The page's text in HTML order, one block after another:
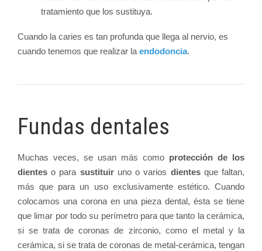
tratamiento que los sustituya.
Cuando la caries es tan profunda que llega al nervio, es
cuando tenemos que realizar la endodoncia.
Fundas dentales
Muchas veces, se usan más como protección de los
dientes o para sustituiruno o varios dientesque faltan,
más que para un uso exclusivamente estético. Cuando
colocamos una corona en una pieza dental, ésta se tiene
que limar por todo su perímetro para que tanto la cerámica,
si se trata de coronas de zirconio, como el metal y la
cerámica, si se trata de coronas de metal-cerámica, tengan